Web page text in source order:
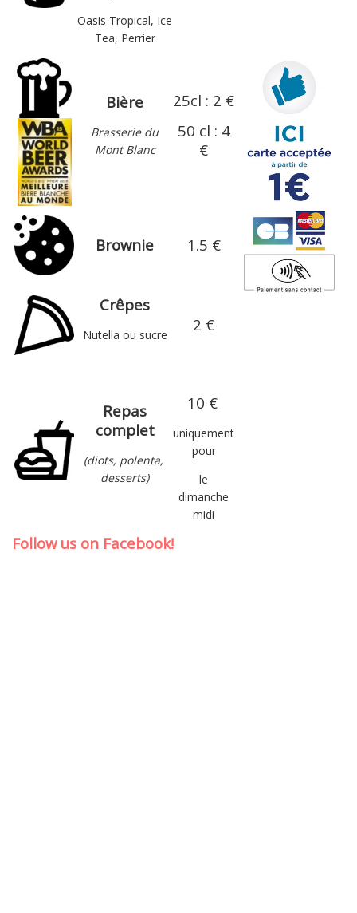
Oasis Tropical, Ice
Tea, Perrier
Bière
Brasserie du
Mont Blanc
25cl : 2 €
50 cl : 4
€
Brownie 1.5 €
Crêpes
Nutella ou sucre
2 €
Repas
complet
(diots, polenta,
desserts)
10 €
uniquement
pour
le
dimanche
midi
Follow us on Facebook!